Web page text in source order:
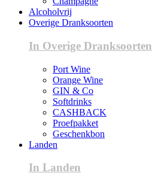
Alcoholvrij
Overige Dranksoorten
In Overige Dranksoorten
Port Wine
Orange Wine
GIN & Co
Softdrinks
CASHBACK
Proefpakket
Geschenkbon
Landen
In Landen